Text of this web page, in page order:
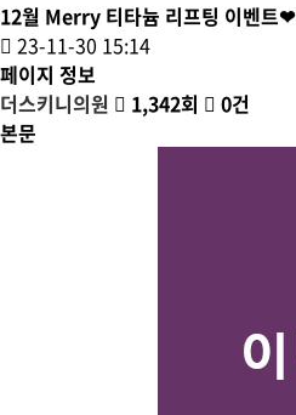
12월 Merry 티타늄 리프팅 이벤트❤
23-11-30 15:14
페이지 정보
더스키니의원
1,342회
0건
본문